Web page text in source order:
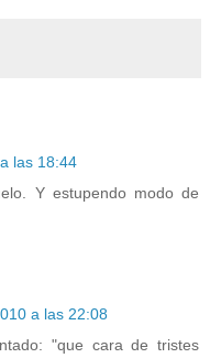
las 18:44
Y estupendo modo de
a las 22:08
"que cara de tristes